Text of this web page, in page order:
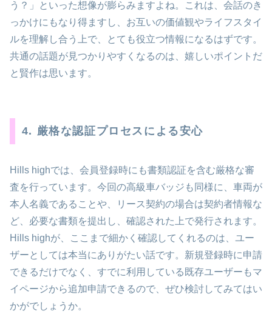
う？」といった想像が膨らみますよね。これは、会話のき
っかけにもなり得ますし、お互いの価値観やライフスタイ
ルを理解し合う上で、とても役立つ情報になるはずです。
共通の話題が見つかりやすくなるのは、嬉しいポイントだ
と賢作は思います。
4. 厳格な認証プロセスによる安心
Hills highでは、会員登録時にも書類認証を含む厳格な審
査を行っています。今回の高級車バッジも同様に、車両が
本人名義であることや、リース契約の場合は契約者情報な
ど、必要な書類を提出し、確認された上で発行されます。
Hills highが、ここまで細かく確認してくれるのは、ユー
ザーとしては本当にありがたい話です。新規登録時に申請
できるだけでなく、すでに利用している既存ユーザーもマ
イページから追加申請できるので、ぜひ検討してみてはい
かがでしょうか。